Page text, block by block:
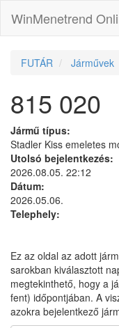
WinMenetrend
FUTÁR Járművek
815 020
Jármű típus:
Stadler Kiss emeletes
Utolsó bejelentkezés:
2026.08.05. 22:12
Dátum:
2026.05.06.
Telephely:
Ez az oldal az adott
sarokban kiválasztott
megtekinthető, hogy a
fent) időpontjában. A
azokra bejelentkező